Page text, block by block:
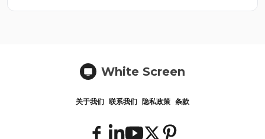
White Screen
关于我们 联系我们 隐私政策 条款